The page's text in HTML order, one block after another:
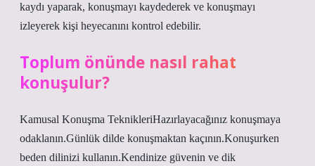
kaydı yaparak, konuşmayı kaydederek ve konuşmayı
izleyerek kişi heyecanını kontrol edebilir.
Toplum önünde nasıl rahat
konuşulur?
Kamusal Konuşma TeknikleriHazırlayacağınız konuşmaya
odaklanın.Günlük dilde konuşmaktan kaçının.Konuşurken
beden dilinizi kullanın.Kendinize güvenin ve dik